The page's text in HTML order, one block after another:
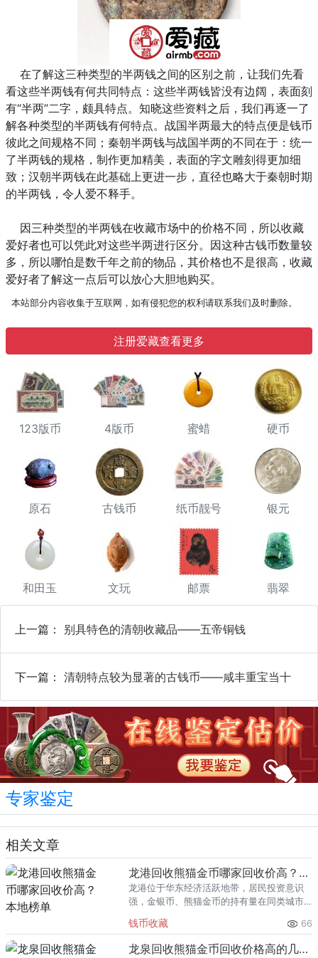
在了解这三种类型的半两钱之间的区别之前，让我们先看
看这些半两钱有何共同特点：这些半两钱皆没有边阔，表面刻
有“半两”二字，颇具特点。知晓这些资料之后，我们再逐一了
解各种类型的半两钱有何特点。战国半两最大的特点便是钱币
彼此之间规格不同；秦朝半两钱与战国半两的不同在于：统一
了半两钱的规格，制作更加精美，表面的字文雕刻得更加细
致；汉朝半两钱在此基础上更进一步，直径也略大于秦朝时期
的半两钱，令人爱不释手。
因三种类型的半两钱在收藏市场中的价格不同，所以收藏
爱好者也可以凭此对这些半两进行区分。因这种古钱币数量较
多，所以哪怕是数千年之前的物品，其价格也不是很高，收藏
爱好者了解这一点后可以放心大胆地购买。
本站部分内容收集于互联网，如有侵犯您的权利请联系我们及时删除。
注册爱藏查看更多
123版币 4版币 蜜蜡 硬币
原石 古钱币 纸币靓号 银元
和田玉 文玩 邮票 翡翠
上一篇： 别具特色的清朝收藏品——五帝铜钱
下一篇： 清朝特点较为显著的古钱币——咸丰重宝当十
专家鉴定
相关文章
龙港回收熊猫金币哪家回收价高？本地榜单
龙港位于华东经济活跃地带，居民投资意识
强，金银币、熊猫金币的持有量在同类城市
熊猫金币的需求就明显升温，但鱼龙混杂的
回收渠道里，能精准识别版别溢
钱币收藏 66
龙泉回收熊猫金币回收价格高的几家推荐